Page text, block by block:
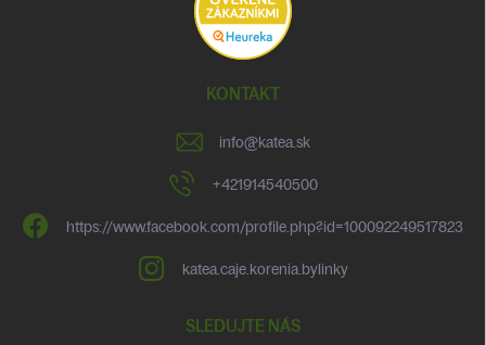
KONTAKT
info@katea.sk
+421914540500
https://www.facebook.com/profile.php?id=100092249517823
katea.caje.korenia.bylinky
SLEDUJTE NÁS